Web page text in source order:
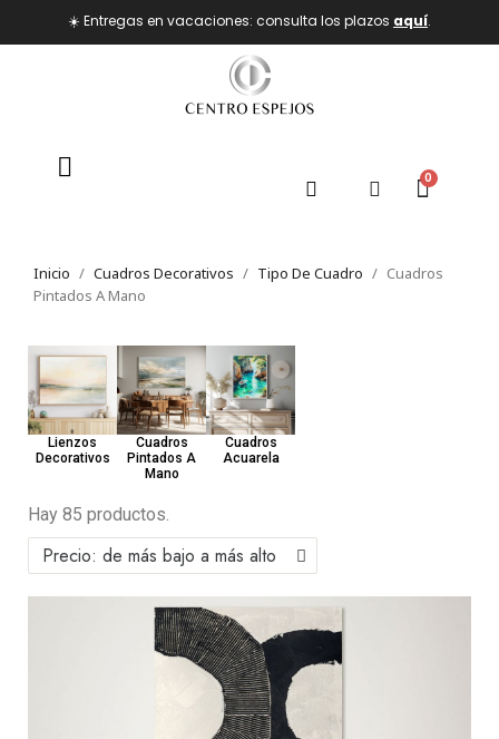
☀️ Entregas en vacaciones: consulta los plazos aquí.
Inicio Cuadros Decorativos Tipo De Cuadro
Cuadros
Pintados A Mano
Lienzos
Decorativos
Cuadros
Pintados A
Mano
Cuadros
Acuarela
Hay 85 productos.